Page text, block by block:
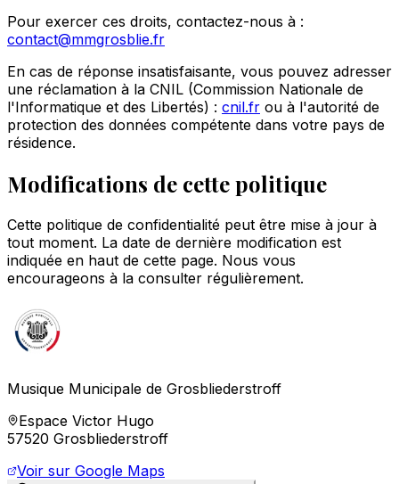
Pour exercer ces droits, contactez-nous à :
contact@mmgrosblie.fr
En cas de réponse insatisfaisante, vous pouvez adresser
une réclamation à la CNIL (Commission Nationale de
l'Informatique et des Libertés) : cnil.fr ou à l'autorité de
protection des données compétente dans votre pays de
résidence.
Modifications de cette politique
Cette politique de confidentialité peut être mise à jour à
tout moment. La date de dernière modification est
indiquée en haut de cette page. Nous vous
encourageons à la consulter régulièrement.
Musique Municipale de Grosbliederstroff
Espace Victor Hugo
57520 Grosbliederstroff
Voir sur Google Maps